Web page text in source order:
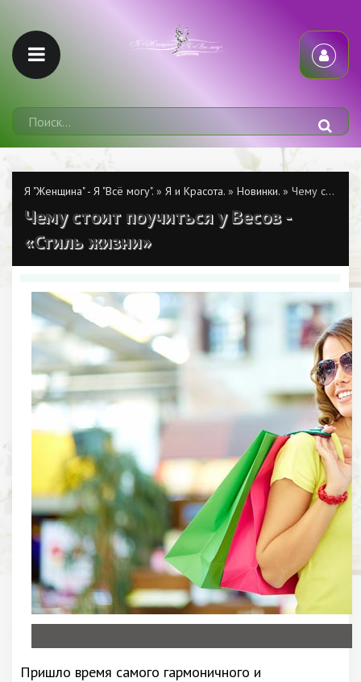
Я "Женщина" - Я "Всё могу". » Я и Красота. » Новинки. » Чему стоит поучиться у Весов - «Стиль жизни»
Чему стоит поучиться у Весов -
«Стиль жизни»
Пришло время самого гармоничного и